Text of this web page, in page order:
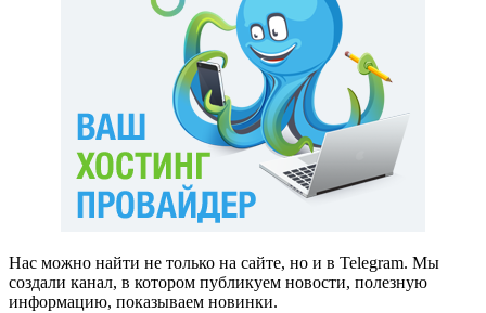
Нас можно найти не только на сайте, но и в Telegram. Мы
создали канал, в котором публикуем новости, полезную
информацию, показываем новинки.